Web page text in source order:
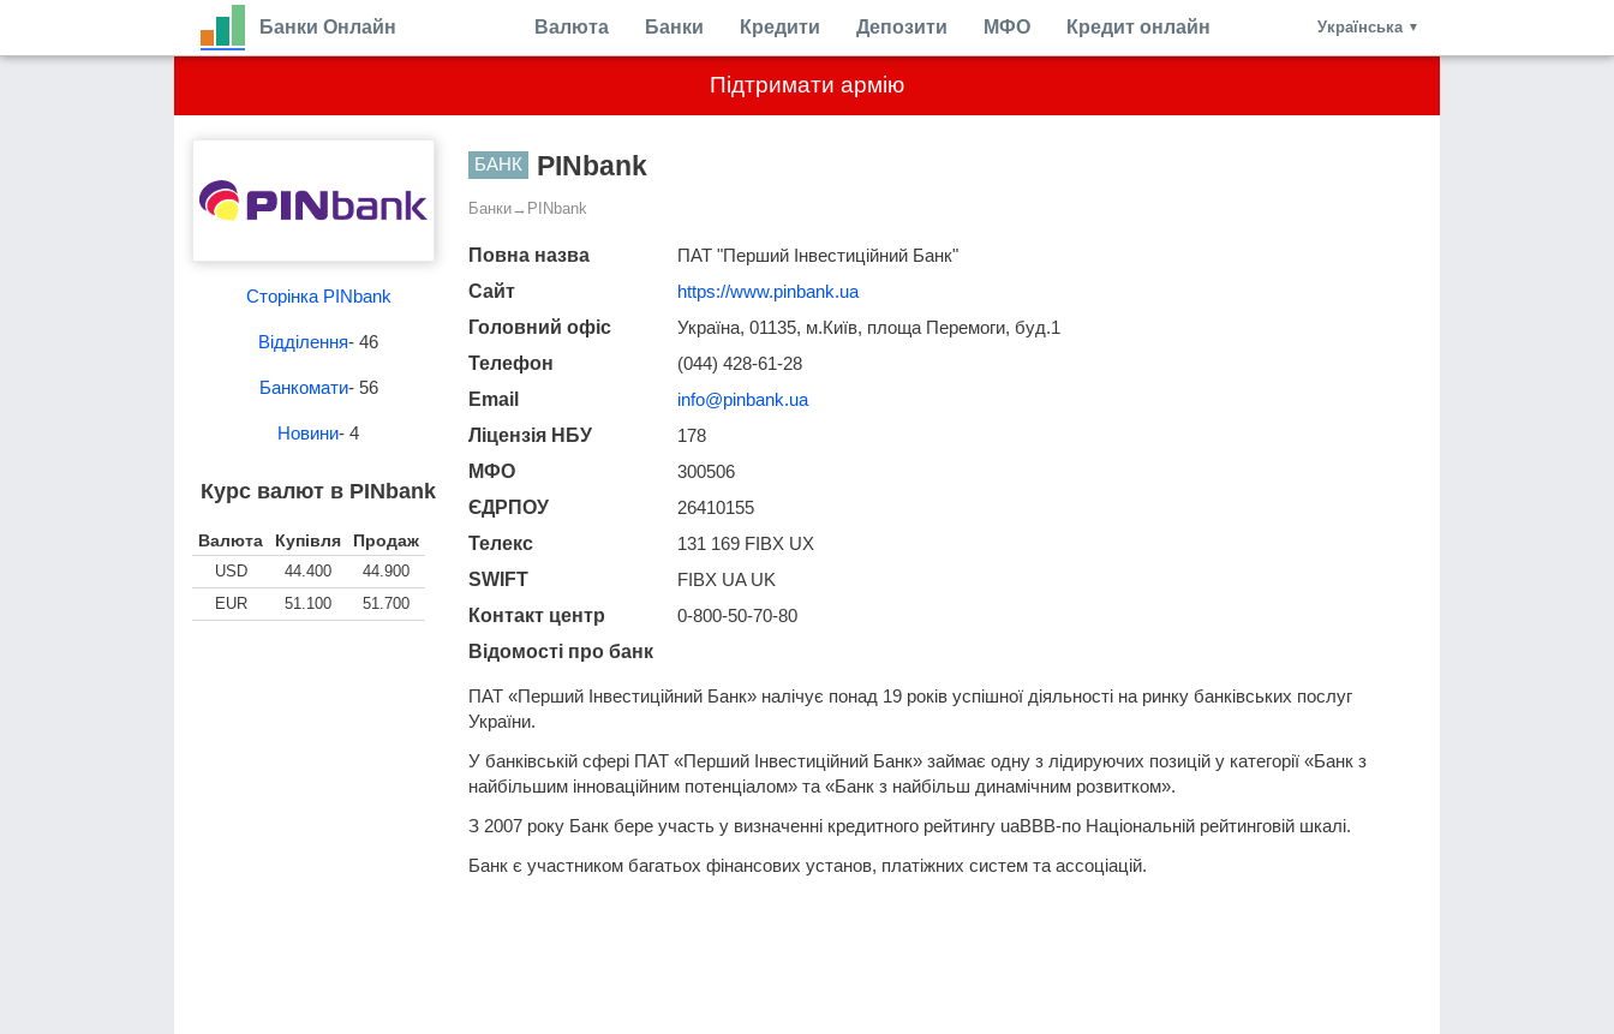
Підтримати армію
Банки Онлайн Валюта Банки Кредити Депозити МФО Кредит онлайн Українська ▼
Сторінка PINbank
Відділення- 46
Банкомати- 56
Новини- 4
Курс валют в PINbank
Валюта Купівля Продаж
USD 44.400
44.900
EUR
51.100 51.700
БАНК PINbank
Банки→ PINbank
Повна назва
ПАТ "Перший Інвестиційний Банк"
Сайт
https://www.pinbank.ua
Головний офіс
Україна, 01135, м.Київ, площа Перемоги, буд.1
Телефон
(044) 428-61-28
Email
info@pinbank.ua
Ліцензія НБУ
178
МФО
300506
ЄДРПОУ
26410155
Телекс
131 169 FIBX UX
SWIFT
FIBX UA UK
Контакт центр
0-800-50-70-80
Відомості про банк
ПАТ «Перший Інвестиційний Банк» налічує понад 19 років успішної діяльності на ринку банківських послуг
України.
У банківській сфері ПАТ «Перший Інвестиційний Банк» займає одну з лідируючих позицій у категорії «Банк з
найбільшим інноваційним потенціалом» та «Банк з найбільш динамічним розвитком».
З 2007 року Банк бере участь у визначенні кредитного рейтингу uaBBB-по Національній рейтинговій шкалі.
Банк є участником багатьох фінансових установ, платіжних систем та ассоціацій.